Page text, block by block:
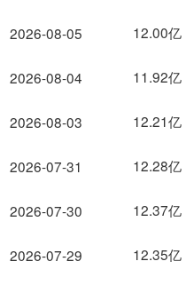
2026-08-05
2026-08-04
2026-08-03
2026-07-31
2026-07-30
2026-07-29
12.00亿
11.92亿
12.21亿
12.28亿
12.37亿
12.35亿